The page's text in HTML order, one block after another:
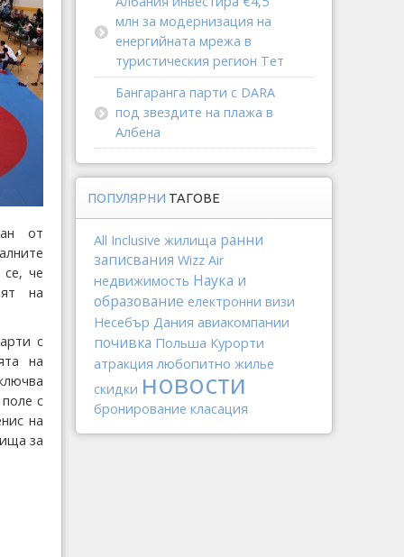
от
че
на
с
на
с
на
за
млн за модернизация на
енергийната мрежа в
туристическия регион Тет
Бангаранга парти с DARA
под звездите на плажа в
Албена
ПОПУЛЯРНИ ТАГОВЕ
All Inclusive жилища ранни
записвания Wizz Air
недвижимость Наука и
образование електронни визи
Несебър Дания авиакомпании
почивка Польша Курорти
атракция любопитно жилье
скидки новости
бронирование класация